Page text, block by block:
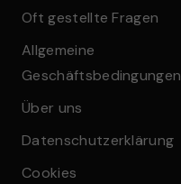
Oft gestellte Fragen
Allgemeine
Geschäftsbedingungen
Über uns
Datenschutzerklärung
Cookies